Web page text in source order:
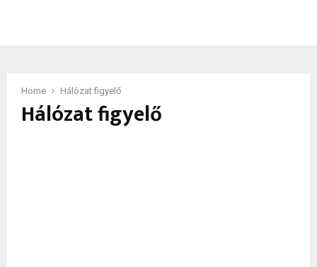
Home Hálózat figyelő
Hálózat figyelő